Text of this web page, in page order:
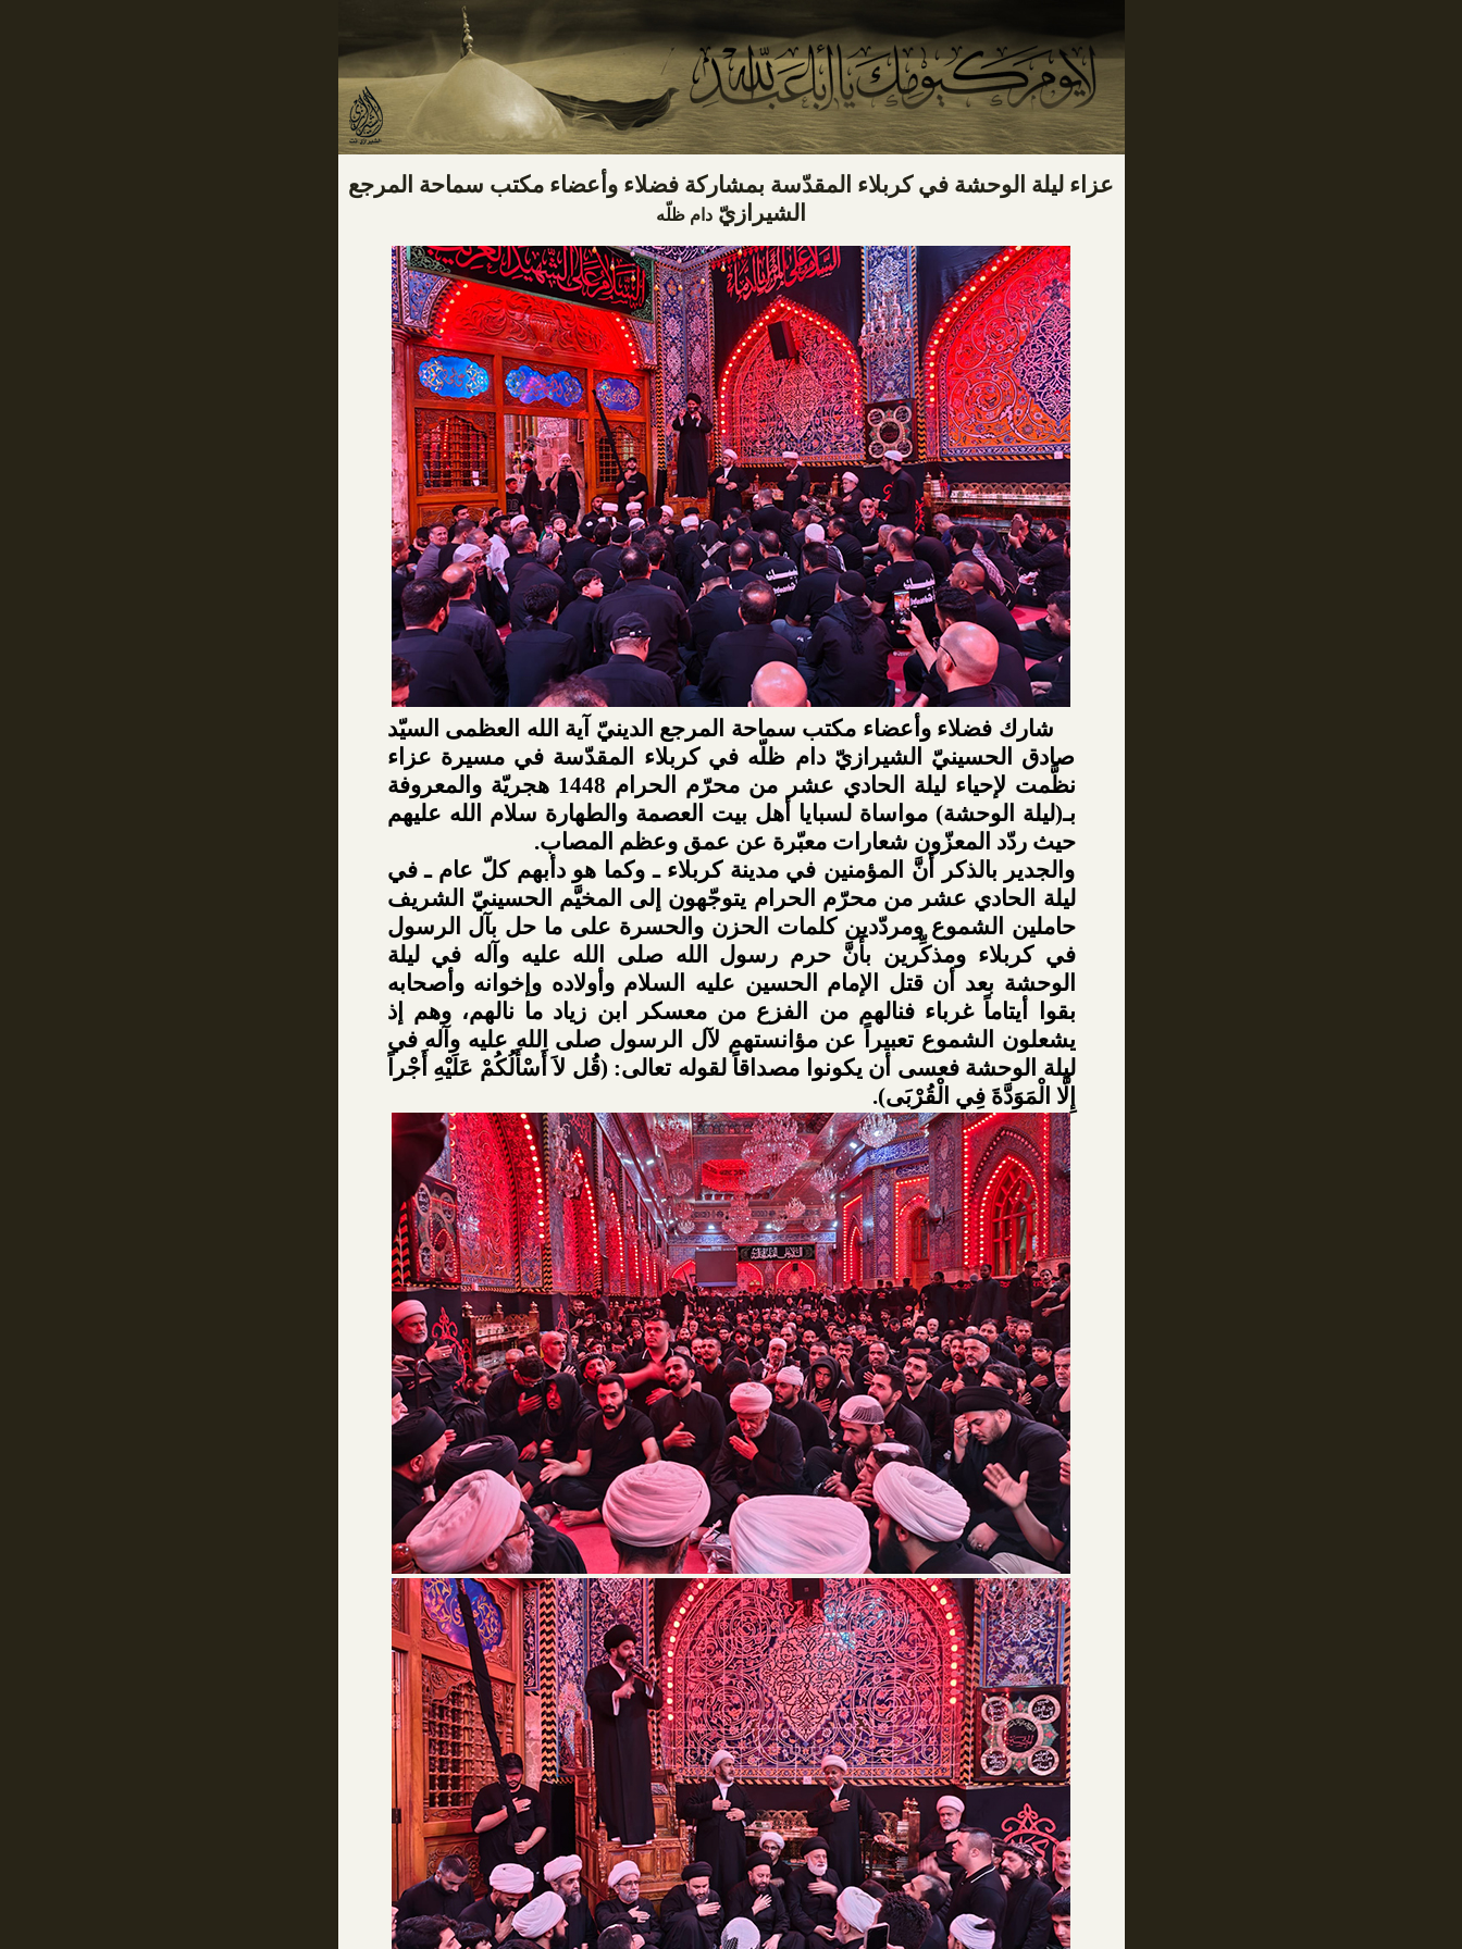
عزاء ليلة الوحشة في كربلاء المقدّسة بمشاركة فضلاء وأعضاء مكتب سماحة المرجع
الشيرازيّ دام ظلّه
شارك فضلاء وأعضاء مكتب سماحة المرجع الدينيّ آية الله العظمى السيّد
صادق الحسينيّ الشيرازيّ دام ظلّه في كربلاء المقدّسة في مسيرة عزاء
نظَّمت لإحياء ليلة الحادي عشر من محرّم الحرام 1448 هجريّة والمعروفة
بـ(ليلة الوحشة) مواساة لسبايا أهل بيت العصمة والطهارة سلام الله عليهم
حيث ردّد المعزّون شعارات معبّرة عن عمق وعظم المصاب.
والجدير بالذكر أَنَّ المؤمنين في مدينة كربلاء ـ وكما هو دأبهم كلّ عام ـ في
ليلة الحادي عشر من محرّم الحرام يتوجّهون إلى المخيَّم الحسينيّ الشريف
حاملين الشموع ومردّدين كلمات الحزن والحسرة على ما حل بآل الرسول
في كربلاء ومذكِّرين بأَنَّ حرم رسول الله صلى الله عليه وآله في ليلة
الوحشة بعد أن قتل الإمام الحسين عليه السلام وأولاده وإخوانه وأصحابه
بقوا أيتاماً غرباء فنالهم من الفزع من معسكر ابن زياد ما نالهم، وهم إذ
يشعلون الشموع تعبيراً عن مؤانستهم لآل الرسول صلى الله عليه وآله في
ليلة الوحشة فعسى أن يكونوا مصداقاً لقوله تعالى: (قُل لاَ أَسْأَلُكُمْ عَلَيْهِ أَجْراً
إِلَّا الْمَوَدَّةَ فِي الْقُرْبَى).